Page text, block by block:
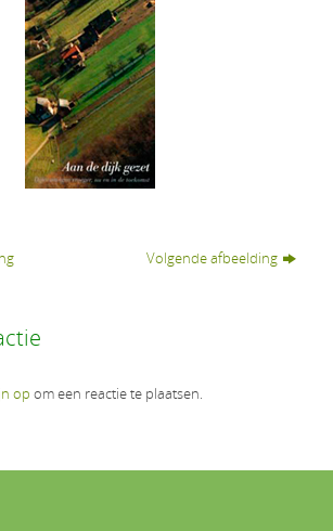
Volgende afbeelding
op om een reactie te plaatsen.